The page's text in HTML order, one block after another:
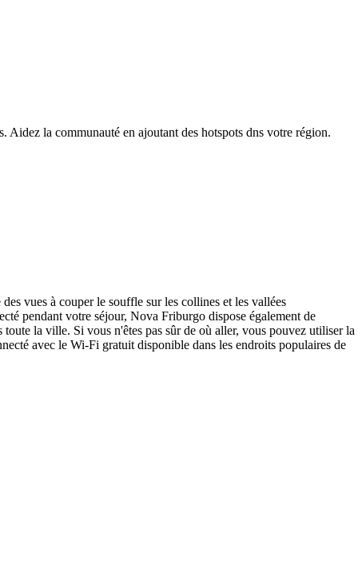
la communauté en ajoutant des hotspots dns votre région.
vues à couper le souffle sur les collines et les vallées
pendant votre séjour, Nova Friburgo dispose également de
la ville. Si vous n'êtes pas sûr de où aller, vous pouvez utiliser la
avec le Wi-Fi gratuit disponible dans les endroits populaires de